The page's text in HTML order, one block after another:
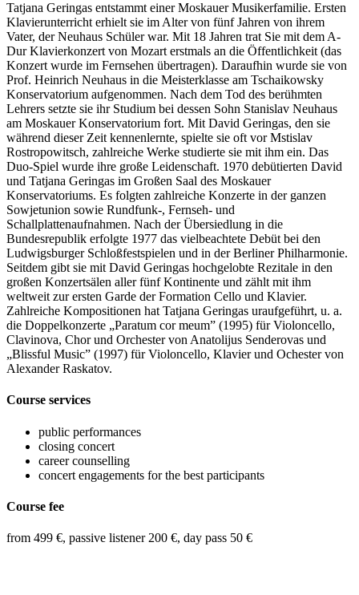
Tatjana Geringas entstammt einer Moskauer Musikerfamilie. Ersten
Klavierunterricht erhielt sie im Alter von fünf Jahren von ihrem
Vater, der Neuhaus Schüler war. Mit 18 Jahren trat Sie mit dem A-
Dur Klavierkonzert von Mozart erstmals an die Öffentlichkeit (das
Konzert wurde im Fernsehen übertragen). Daraufhin wurde sie von
Prof. Heinrich Neuhaus in die Meisterklasse am Tschaikowsky
Konservatorium aufgenommen. Nach dem Tod des berühmten
Lehrers setzte sie ihr Studium bei dessen Sohn Stanislav Neuhaus
am Moskauer Konservatorium fort. Mit David Geringas, den sie
während dieser Zeit kennenlernte, spielte sie oft vor Mstislav
Rostropowitsch, zahlreiche Werke studierte sie mit ihm ein. Das
Duo-Spiel wurde ihre große Leidenschaft. 1970 debütierten David
und Tatjana Geringas im Großen Saal des Moskauer
Konservatoriums. Es folgten zahlreiche Konzerte in der ganzen
Sowjetunion sowie Rundfunk-, Fernseh- und
Schallplattenaufnahmen. Nach der Übersiedlung in die
Bundesrepublik erfolgte 1977 das vielbeachtete Debüt bei den
Ludwigsburger Schloßfestspielen und in der Berliner Philharmonie.
Seitdem gibt sie mit David Geringas hochgelobte Rezitale in den
großen Konzertsälen aller fünf Kontinente und zählt mit ihm
weltweit zur ersten Garde der Formation Cello und Klavier.
Zahlreiche Kompositionen hat Tatjana Geringas uraufgeführt, u. a.
die Doppelkonzerte „Paratum cor meum” (1995) für Violoncello,
Clavinova, Chor und Orchester von Anatolijus Senderovas und
„Blissful Music” (1997) für Violoncello, Klavier und Ochester von
Alexander Raskatov.
Course services
public performances
closing concert
career counselling
concert engagements for the best participants
Course fee
from 499 €, passive listener 200 €, day pass 50 €